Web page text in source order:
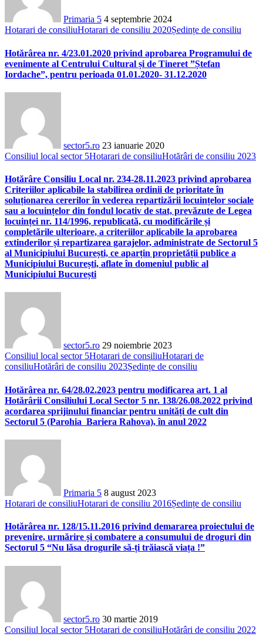
Primaria 5 4 septembrie 2024
Hotarari de consiliuHotarari de consiliu 2020Ședințe de consiliu
Hotărârea nr. 4/23.01.2020 privind aprobarea Programului de
evenimente al Centrului Cultural și de Tineret ”Ștefan
Iordache”, pentru perioada 01.01.2020- 31.12.2020
sector5.ro 23 ianuarie 2020
Consiliul local sector 5Hotarari de consiliuHotărâri de consiliu 2023
Hotărâre Consiliu Local nr. 234-28.11.2023 privind aprobarea
Criteriilor aplicabile la stabilirea ordinii de prioritate în
soluționarea cererilor în vederea repartizării locuințelor sociale
sau a locuințelor din fondul locativ de stat, prevăzute de Legea
locuinței nr. 114/1996, republicată, cu modificările și
completările ulterioare, a criteriilor aplicabile la aprobarea
extinderilor și repartizarea garajelor, administrate de Sectorul 5
al Municipiului București, ce aparțin proprietății publice a
Municipiului București, aflate în domeniul public al
Municipiului București
sector5.ro 29 noiembrie 2023
Consiliul local sector 5Hotarari de consiliuHotarari de
consiliuHotărâri de consiliu 2023Ședințe de consiliu
Hotărârea nr. 64/28.02.2023 pentru modificarea art. 1 al
Hotărârii Consiliului Local Sector 5 nr. 138/26.08.2022 privind
acordarea sprijinului financiar pentru unități de cult din
Sectorul 5 (Parohia Bariera Rahova), în anul 2022
Primaria 5 8 august 2023
Hotarari de consiliuHotarari de consiliu 2016Ședințe de consiliu
Hotărârea nr. 128/15.11.2016 privind demararea proiectului de
prevenire, urmărire și combatere a consumului de droguri din
Sectorul 5 “Nu lăsa drogurile să-ți trăiască viața !”
sector5.ro 30 martie 2019
Consiliul local sector 5Hotarari de consiliuHotărâri de consiliu 2022